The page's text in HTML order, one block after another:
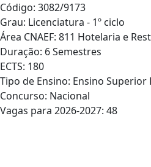
Código: 3082/9173
Grau: Licenciatura - 1º ciclo
Área CNAEF: 811 Hotelaria e
Duração: 6 Semestres
ECTS: 180
Tipo de Ensino: Ensino
Concurso: Nacional
Vagas para 2026-2027: 48